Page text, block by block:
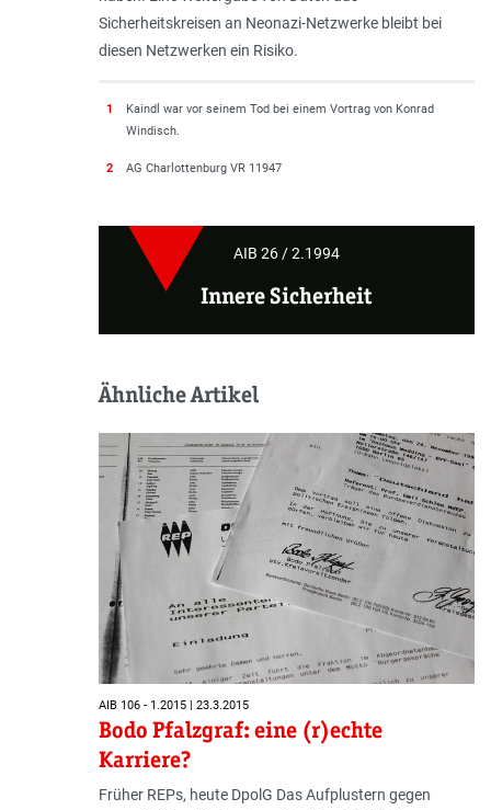
Sicherheitskreisen an Neonazi-Netzwerke bleibt bei
diesen Netzwerken ein Risiko.
1
Kaindl war vor seinem Tod bei einem Vortrag von Konrad
Windisch.
2 AG Charlottenburg VR 11947
AIB 26 / 2.1994
Innere Sicherheit
Ähnliche Artikel
AIB 106 - 1.2015 | 23.3.2015
Bodo Pfalzgraf: eine (r)echte
Karriere?
Früher REPs, heute DpolG Das Aufplustern gegen